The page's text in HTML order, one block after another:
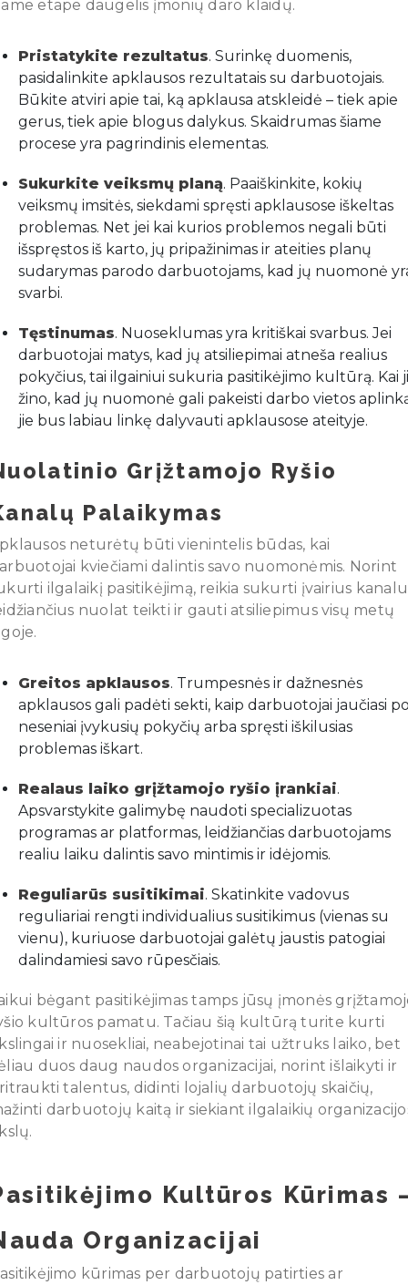
etape daugelis įmonių daro klaidų.
Pristatykite rezultatus. Surinkę duomenis,
pasidalinkite apklausos rezultatais su darbuotojais.
Būkite atviri apie tai, ką apklausa atskleidė – tiek apie
gerus, tiek apie blogus dalykus. Skaidrumas šiame
procese yra pagrindinis elementas.
Sukurkite veiksmų planą. Paaiškinkite, kokių
veiksmų imsitės, siekdami spręsti apklausose iškeltas
problemas. Net jei kai kurios problemos negali būti
išspręstos iš karto, jų pripažinimas ir ateities planų
sudarymas parodo darbuotojams, kad jų nuomonė
svarbi.
Tęstinumas. Nuoseklumas yra kritiškai svarbus. Jei
darbuotojai matys, kad jų atsiliepimai atneša realius
pokyčius, tai ilgainiui sukuria pasitikėjimo kultūrą. Kai
žino, kad jų nuomonė gali pakeisti darbo vietos
jie bus labiau linkę dalyvauti apklausose ateityje.
Grįžtamojo Ryšio
Palaikymas
neturėtų būti vienintelis būdas, kai
kviečiami dalintis savo nuomonėmis. Norint
ilgalaikį pasitikėjimą, reikia sukurti įvairius
nuolat teikti ir gauti atsiliepimus visų metų
Greitos apklausos. Trumpesnės ir dažnesnės
apklausos gali padėti sekti, kaip darbuotojai jaučiasi
neseniai įvykusių pokyčių arba spręsti iškilusias
problemas iškart.
Realaus laiko grįžtamojo ryšio įrankiai.
Apsvarstykite galimybę naudoti specializuotas
programas ar platformas, leidžiančias darbuotojams
realiu laiku dalintis savo mintimis ir idėjomis.
Reguliarūs susitikimai. Skatinkite vadovus
reguliariai rengti individualius susitikimus (vienas su
vienu), kuriuose darbuotojai galėtų jaustis patogiai
dalindamiesi savo rūpesčiais.
bėgant pasitikėjimas tamps jūsų įmonės
kultūros pamatu. Tačiau šią kultūrą turite kurti
ir nuosekliai, neabejotinai tai užtruks laiko, bet
duos daug naudos organizacijai, norint išlaikyti ir
talentus, didinti lojalių darbuotojų skaičių,
darbuotojų kaitą ir siekiant ilgalaikių
Kultūros Kūrimas
Organizacijai
kūrimas per darbuotojų patirties ar